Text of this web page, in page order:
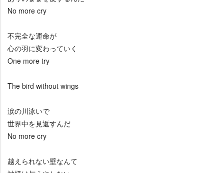
No more cry
不完全な運命が
心の羽に変わっていく
One more try
The bird without wings
涙の川泳いで
世界中を見返すんだ
No more cry
越えられない壁なんて